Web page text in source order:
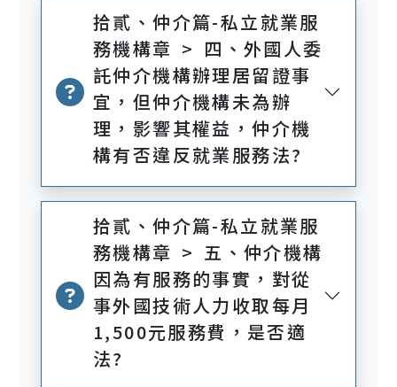
拾貳、仲介篇-私立就業服
務機構章 > 四、外國人委
託仲介機構辦理居留證事
宜，但仲介機構未為辦
理，影響其權益，仲介機
構有否違反就業服務法?
拾貳、仲介篇-私立就業服
務機構章 > 五、仲介機構
因為有服務的事實，對從
事外國技術人力收取每月
1,500元服務費，是否適
法?